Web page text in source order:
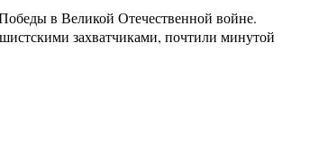
в Великой Отечественной войне.
захватчиками, почтили минутой